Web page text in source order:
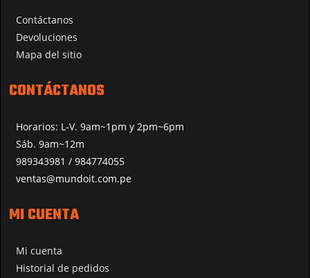
Contáctanos
Devoluciones
Mapa del sitio
CONTÁCTANOS
Horarios: L-V. 9am~1pm y 2pm~6pm
Sáb. 9am~12m
989343981 / 984774055
ventas@mundoit.com.pe
MI CUENTA
Mi cuenta
Historial de pedidos